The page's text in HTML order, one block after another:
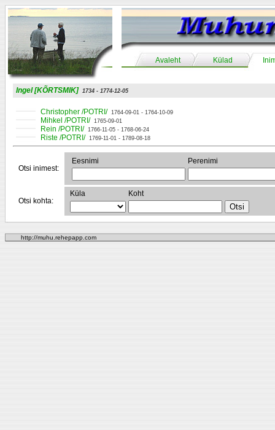
Avaleht Külad
Ingel [KÕRTSMIK] 1734 - 1774-12-05
Christopher /POTRI/ 1764-09-01 - 1764-10-09
Mihkel /POTRI/ 1765-09-01
Rein /POTRI/ 1766-11-05 - 1768-06-24
Riste /POTRI/ 1769-11-01 - 1789-08-18
Otsi inimest:
Eesnimi Perenimi
Otsi kohta:
Küla Koht
http://muhu.rehepapp.com